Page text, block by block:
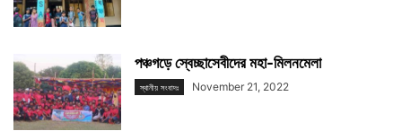
পঞ্চগড়ে স্বেচ্ছাসেবীদের মহা-মিলনমেলা
স্থানীয় সংবাদঃ November 21, 2022